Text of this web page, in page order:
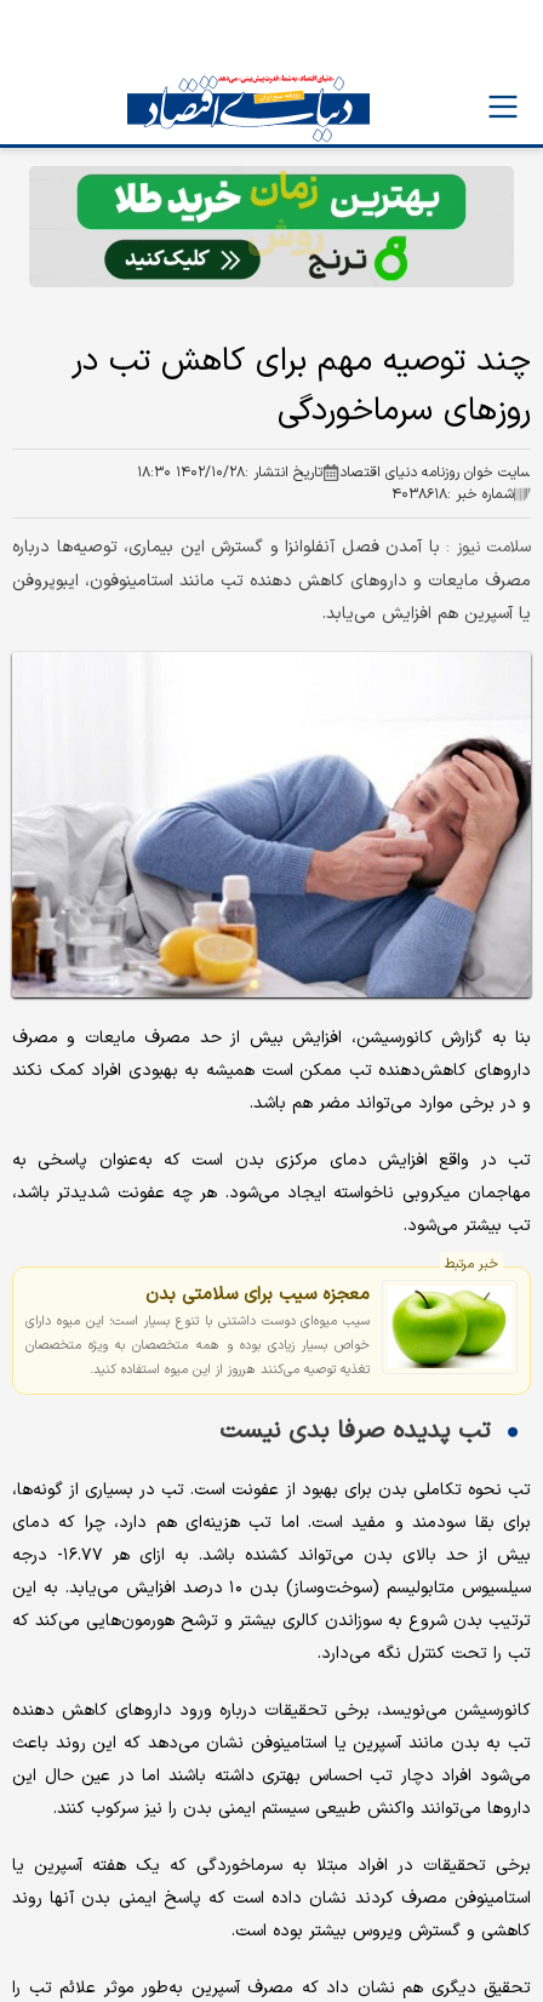
چند توصیه مهم برای کاهش تب در
روزهای سرماخوردگی
سایت خوان روزنامه دنیای اقتصاد تاریخ انتشار :۱۴۰۲/۱۰/۲۸ ۱۸:۳۰
شماره خبر :۴۰۳۸۶۱۸
سلامت نیوز : با آمدن فصل آنفلوانزا و گسترش این بیماری، توصیه‌ها درباره
مصرف مایعات و داروهای کاهش دهنده تب مانند استامینوفون، ایبوپروفن
یا آسپرین هم افزایش می‌یابد.
بنا به گزارش کانورسیشن، افزایش بیش از حد مصرف مایعات و مصرف
داروهای کاهش‌دهنده تب ممکن است همیشه به بهبودی افراد کمک نکند
و در برخی موارد می‌تواند مضر هم باشد.
تب در واقع افزایش دمای مرکزی بدن است که به‌عنوان پاسخی به
مهاجمان میکروبی ناخواسته ایجاد می‌شود. هر چه عفونت شدیدتر باشد،
تب بیشتر می‌شود.
خبر مرتبط
معجزه سیب برای سلامتی بدن
سیب میوه‌ای دوست داشتنی با تنوع بسیار است؛ این میوه دارای
خواص بسیار زیادی بوده و همه متخصصان به ویژه متخصصان
تغذیه توصیه می‌کنند هرروز از این میوه استفاده کنید.
تب ‌پدیده صرفا بدی نیست
تب نحوه تکاملی بدن برای بهبود از عفونت است. تب در بسیاری از گونه‌ها،
برای بقا سودمند و مفید است. اما تب هزینه‌ای هم دارد، چرا که دمای
بیش از حد بالای بدن می‌تواند کشنده باشد. به ازای هر ۱۶.۷۷- درجه
سیلسیوس متابولیسم (سوخت‌وساز) بدن ۱۰ درصد افزایش می‌یابد. به این
ترتیب بدن شروع به سوزاندن کالری بیشتر و ترشح هورمون‌هایی می‌کند که
تب را تحت کنترل نگه می‌دارد.
کانورسیشن می‌نویسد، برخی تحقیقات درباره ورود داروهای کاهش دهنده
تب به بدن مانند آسپرین یا استامینوفن نشان می‌دهد که این روند باعث
می‌شود افراد دچار تب احساس بهتری داشته باشند اما در عین حال این
داروها می‌توانند واکنش طبیعی سیستم ایمنی بدن را نیز سرکوب کنند.
برخی تحقیقات در افراد مبتلا به سرماخوردگی که یک هفته آسپرین یا
استامینوفن مصرف کردند نشان داده است که پاسخ ایمنی بدن آنها روند
کاهشی و گسترش ویروس بیشتر بوده است.
تحقیق دیگری هم نشان داد که مصرف آسپرین به‌طور موثر علائم تب را